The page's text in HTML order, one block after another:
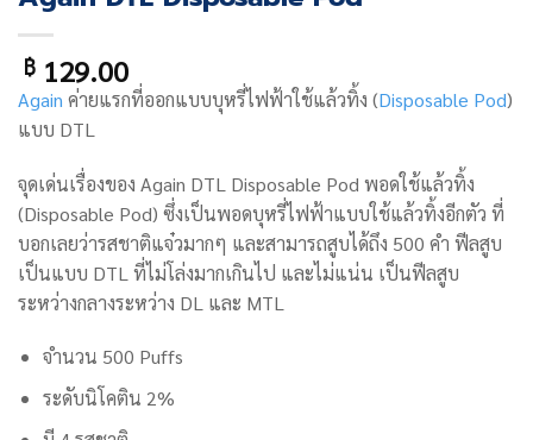
฿129.00
Again ค่ายแรกที่ออกแบบบุหรี่ไฟฟ้าใช้แล้วทิ้ง (Disposable Pod)
แบบ DTL
จุดเด่นเรื่องของ Again DTL Disposable Pod พอดใช้แล้วทิ้ง
(Disposable Pod) ซึ่งเป็นพอดบุหรี่ไฟฟ้าแบบใช้แล้วทิ้งอีกตัว ที่
บอกเลยว่ารสชาติแจ๋วมากๆ และสามารถสูบได้ถึง 500 คำ ฟีลสูบ
เป็นแบบ DTL ที่ไม่โล่งมากเกินไป และไม่แน่น เป็นฟีลสูบ
ระหว่างกลางระหว่าง DL และ MTL
จำนวน 500 Puffs
ระดับนิโคติน 2%